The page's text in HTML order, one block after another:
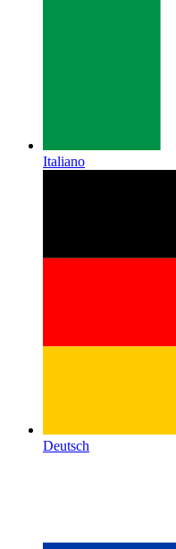
Italiano
Deutsch